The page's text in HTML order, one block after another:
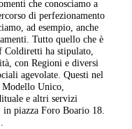
che conosciamo a
di perfezionamento
ad esempio, anche
Tutto quello che è
Coldiretti ha stipulato,
con Regioni e diversi
agevolate. Questi nel
Unico,
e altri servizi
piazza Foro Boario 18.